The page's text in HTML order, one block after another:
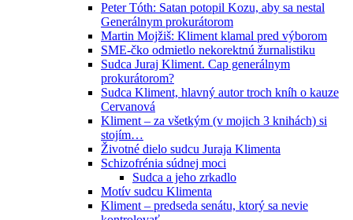
Peter Tóth: Satan potopil Kozu, aby sa nestal
Generálnym prokurátorom
Martin Mojžiš: Kliment klamal pred výborom
SME-čko odmietlo nekorektnú žurnalistiku
Sudca Juraj Kliment. Cap generálnym
prokurátorom?
Sudca Kliment, hlavný autor troch kníh o kauze
Cervanová
Kliment – za všetkým (v mojich 3 knihách) si
stojím…
Životné dielo sudcu Juraja Klimenta
Schizofrénia súdnej moci
Sudca a jeho zrkadlo
Motív sudcu Klimenta
Kliment – predseda senátu, ktorý sa nevie